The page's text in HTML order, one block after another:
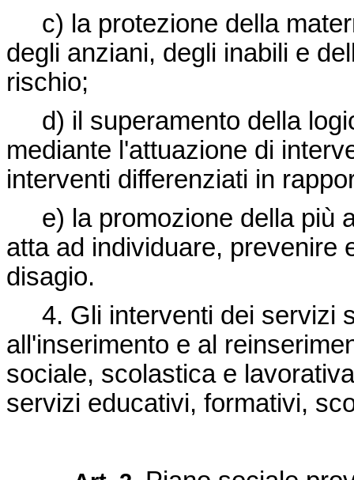
c) la protezione della
degli anziani, degli inabili e
rischio;
d) il superamento della
mediante l'attuazione di
interventi differenziati in
e) la promozione della più
atta ad individuare, prevenire
disagio.
4. Gli interventi dei servizi
all'inserimento e al
sociale, scolastica e
servizi educativi, formativi,